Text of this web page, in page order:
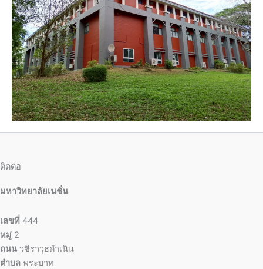
ติดต่อ
มหาวิทยาลัยเนชั่น
เลขที่ 444
หมู่ 2
ถนน วชิราวุธดำเนิน
ตำบล พระบาท